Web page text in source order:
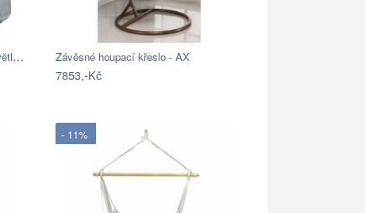
SONGMICS Houpací křeslo Faux světle šedé Závěsné houpací křeslo - AX
7853,-Kč
- 11%